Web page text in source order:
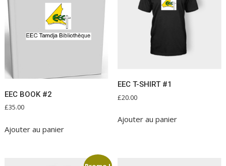
EEC BOOK #2
£35.00
Ajouter au panier
EEC T-SHIRT #1
£20.00
Ajouter au panier